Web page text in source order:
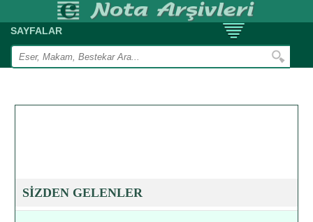
SAYFALAR
SİZDEN GELENLER